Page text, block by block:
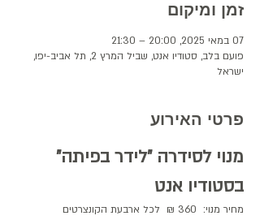
זמן ומיקום
07 במאי 2025, 20:00 – 21:30
פועם בלב, סטודיו אנט, שביל המרץ 2, תל אביב-יפו,
ישראל
פרטי האירוע
מנוי לסידרה "לידר בפיתה"
בסטודיו אנט
מחיר מנוי:  360 ₪  לכל ארבעת הקונצרטים